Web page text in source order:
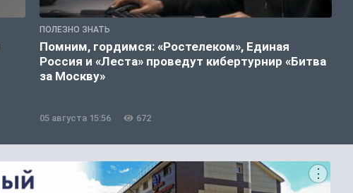
ПОЛЕЗНО ЗНАТЬ
Помним, гордимся: «Ростелеком», Единая
Россия и «Леста» проведут кибертурнир «Битва
за Москву»
05 августа 15:56 672